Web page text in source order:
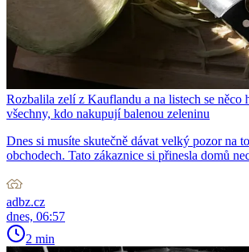
Rozbalila zelí z Kauflandu a na listech se něco
všechny, kdo nakupují balenou zeleninu
Dnes si musíte skutečně dávat velký pozor na
obchodech. Tato zákaznice si přinesla domů
adbz.cz
dnes, 06:57
2 min